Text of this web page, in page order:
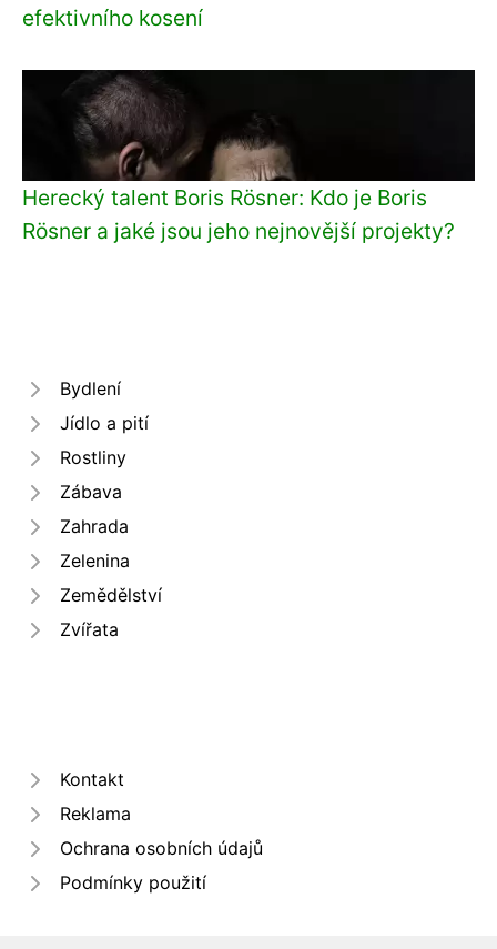
efektivního kosení
Herecký talent Boris Rösner: Kdo je Boris
Rösner a jaké jsou jeho nejnovější projekty?
Bydlení
Jídlo a pití
Rostliny
Zábava
Zahrada
Zelenina
Zemědělství
Zvířata
Kontakt
Reklama
Ochrana osobních údajů
Podmínky použití